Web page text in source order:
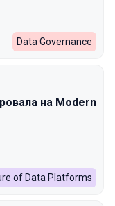
Data Governance
на Modern
of Data Platforms